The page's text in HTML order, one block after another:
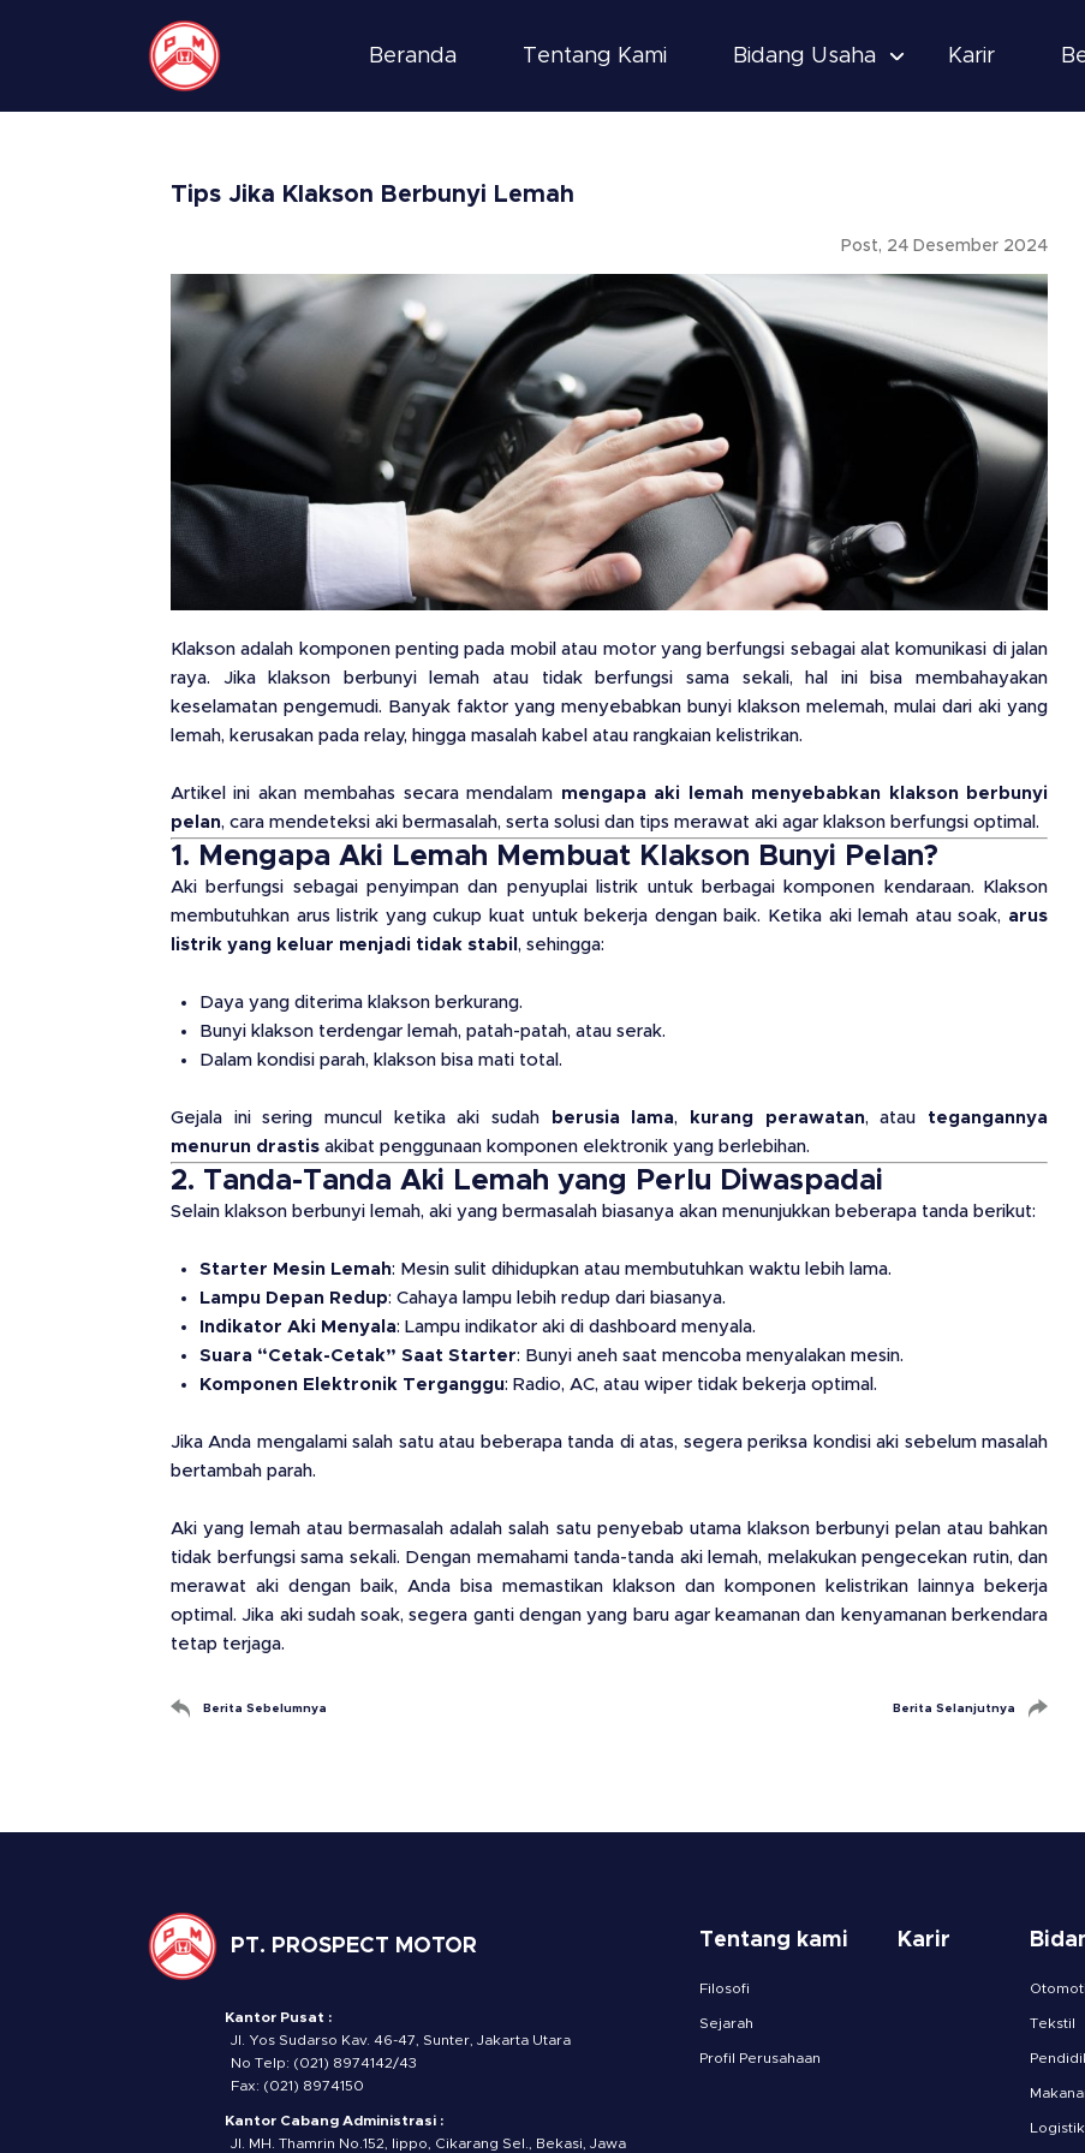
Beranda Tentang Kami Bidang Usaha Karir
Tips Jika Klakson Berbunyi Lemah
Post, 24 Desember 2024
Klakson adalah komponen penting pada mobil atau motor yang berfungsi sebagai alat komunikasi di jalan
raya. Jika klakson berbunyi lemah atau tidak berfungsi sama sekali, hal ini bisa membahayakan
keselamatan pengemudi. Banyak faktor yang menyebabkan bunyi klakson melemah, mulai dari aki yang
lemah, kerusakan pada relay, hingga masalah kabel atau rangkaian kelistrikan.
Artikel ini akan membahas secara mendalam mengapa aki lemah menyebabkan klakson berbunyi
pelan, cara mendeteksi aki bermasalah, serta solusi dan tips merawat aki agar klakson berfungsi optimal.
1. Mengapa Aki Lemah Membuat Klakson Bunyi Pelan?
Aki berfungsi sebagai penyimpan dan penyuplai listrik untuk berbagai komponen kendaraan. Klakson
membutuhkan arus listrik yang cukup kuat untuk bekerja dengan baik. Ketika aki lemah atau soak, arus
listrik yang keluar menjadi tidak stabil , sehingga:
Daya yang diterima klakson berkurang.
Bunyi klakson terdengar lemah, patah-patah, atau serak.
Dalam kondisi parah, klakson bisa mati total.
Gejala ini sering muncul ketika aki sudah berusia lama, kurang perawatan, atau tegangannya
menurun drastis akibat penggunaan komponen elektronik yang berlebihan.
2. Tanda-Tanda Aki Lemah yang Perlu Diwaspadai
Selain klakson berbunyi lemah, aki yang bermasalah biasanya akan menunjukkan beberapa tanda berikut:
Starter Mesin Lemah: Mesin sulit dihidupkan atau membutuhkan waktu lebih lama.
Lampu Depan Redup: Cahaya lampu lebih redup dari biasanya.
Indikator Aki Menyala: Lampu indikator aki di dashboard menyala.
Suara “Cetak-Cetak” Saat Starter: Bunyi aneh saat mencoba menyalakan mesin.
Komponen Elektronik Terganggu: Radio, AC, atau wiper tidak bekerja optimal.
Jika Anda mengalami salah satu atau beberapa tanda di atas, segera periksa kondisi aki sebelum masalah
bertambah parah.
Aki yang lemah atau bermasalah adalah salah satu penyebab utama klakson berbunyi pelan atau bahkan
tidak berfungsi sama sekali. Dengan memahami tanda-tanda aki lemah, melakukan pengecekan rutin, dan
merawat aki dengan baik, Anda bisa memastikan klakson dan komponen kelistrikan lainnya bekerja
optimal. Jika aki sudah soak, segera ganti dengan yang baru agar keamanan dan kenyamanan berkendara
tetap terjaga.
Berita Sebelumnya Berita Selanjutnya
PT. PROSPECT MOTOR
Kantor Pusat :
Jl. Yos Sudarso Kav. 46-47, Sunter, Jakarta Utara
No Telp: (021) 8974142/43
Fax: (021) 8974150
Kantor Cabang Administrasi :
Jl. MH. Thamrin No.152, lippo, Cikarang Sel., Bekasi, Jawa
Tentang kami
Filosofi
Sejarah
Profil Perusahaan
Karir
Tekstil
Logistik